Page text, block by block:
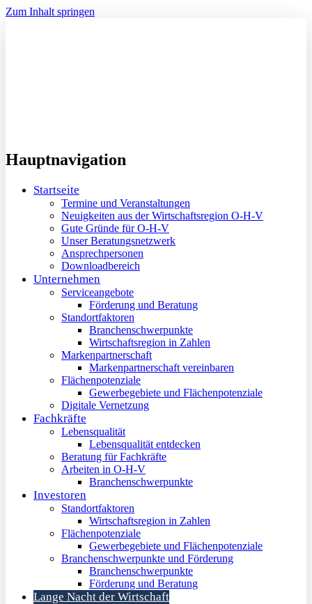
Zum Inhalt springen
Hauptnavigation
Startseite
Termine und Veranstaltungen
Neuigkeiten aus der Wirtschaftsregion O-H-V
Gute Gründe für O-H-V
Unser Beratungsnetzwerk
Ansprechpersonen
Downloadbereich
Unternehmen
Serviceangebote
Förderung und Beratung
Standortfaktoren
Branchenschwerpunkte
Wirtschaftsregion in Zahlen
Markenpartnerschaft
Markenpartnerschaft vereinbaren
Flächenpotenziale
Gewerbegebiete und Flächenpotenziale
Digitale Vernetzung
Fachkräfte
Lebensqualität
Lebensqualität entdecken
Beratung für Fachkräfte
Arbeiten in O-H-V
Branchenschwerpunkte
Investoren
Standortfaktoren
Wirtschaftsregion in Zahlen
Flächenpotenziale
Gewerbegebiete und Flächenpotenziale
Branchenschwerpunkte und Förderung
Branchenschwerpunkte
Förderung und Beratung
Lange Nacht der Wirtschaft